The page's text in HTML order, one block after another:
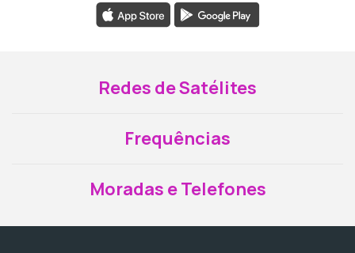
Redes de Satélites
Frequências
Moradas e Telefones